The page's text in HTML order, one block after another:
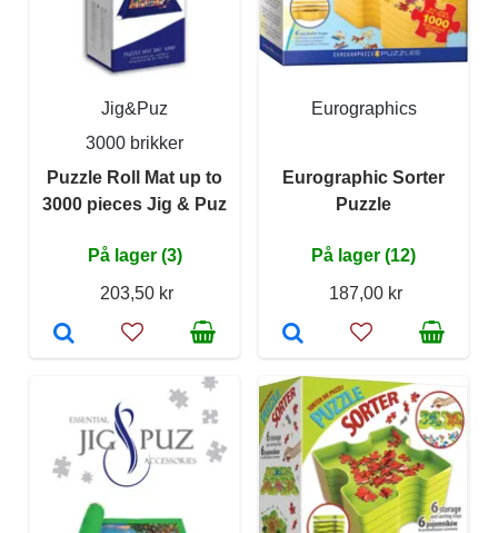
Jig&Puz
3000 brikker
Puzzle Roll Mat up to
3000 pieces Jig & Puz
På lager (3)
203,50 kr
Eurographics
Eurographic Sorter
Puzzle
På lager (12)
187,00 kr